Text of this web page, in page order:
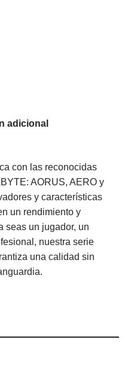
adicional
con las reconocidas
AORUS, AERO y
y características
un rendimiento y
seas un jugador, un
nuestra serie
una calidad sin